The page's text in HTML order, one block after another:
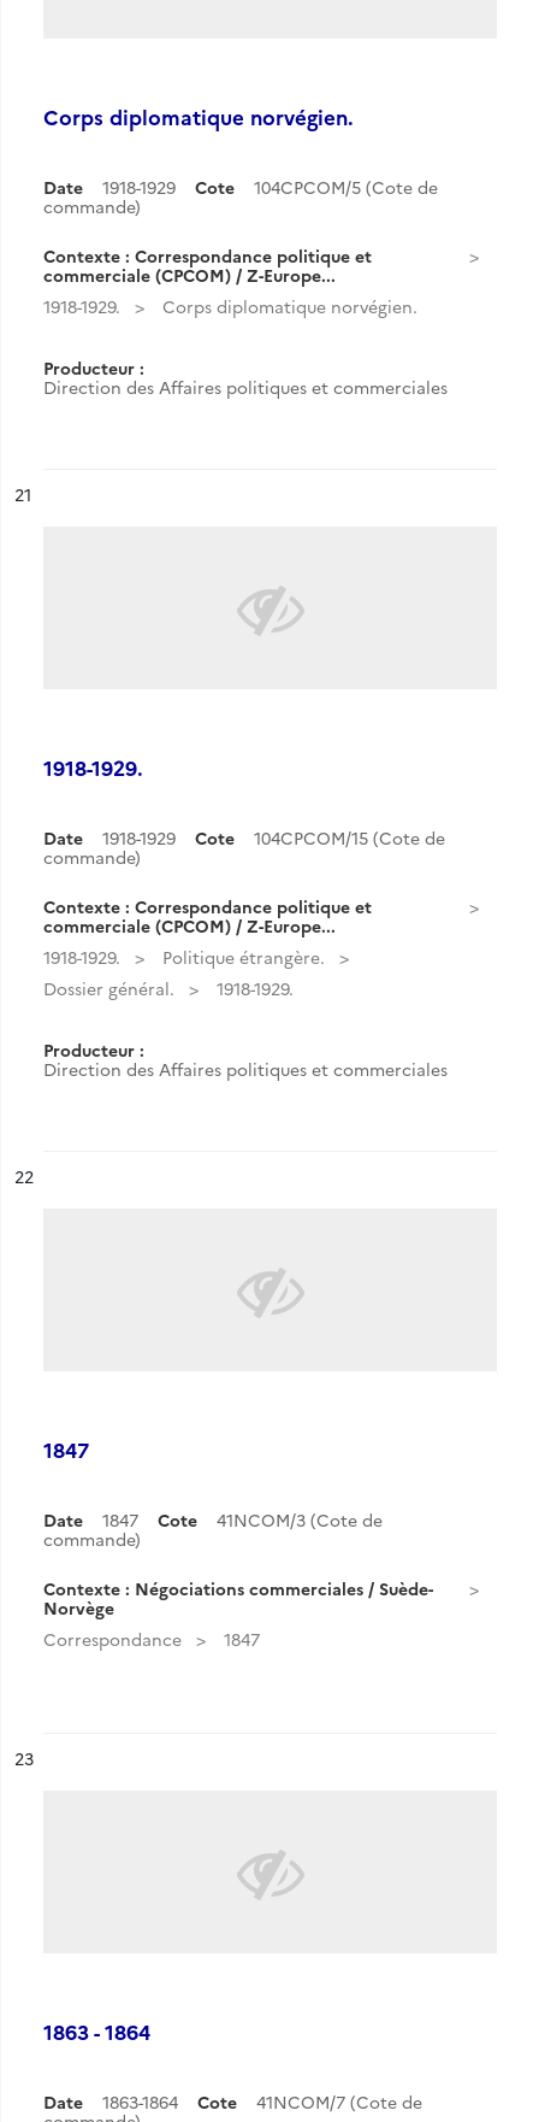
Corps diplomatique norvégien.
Date 1918-1929 Cote
104CPCOM/5 (Cote de
commande)
Contexte : Correspondance politique et
commerciale (CPCOM) / Z-Europe...
1918-1929.
Corps diplomatique norvégien.
Producteur :
Direction des Affaires politiques et commerciales
n°
21
1918-1929.
Date 1918-1929 Cote
104CPCOM/15 (Cote de
commande)
Contexte : Correspondance politique et
commerciale (CPCOM) / Z-Europe...
1918-1929.
Politique étrangère.
Dossier général.
1918-1929.
Producteur :
Direction des Affaires politiques et commerciales
n°
22
1847
Date 1847 Cote
41NCOM/3 (Cote de
commande)
Contexte : Négociations commerciales / Suède-
Norvège
Correspondance
1847
n°
23
1863 - 1864
Date 1863-1864 Cote
41NCOM/7 (Cote de